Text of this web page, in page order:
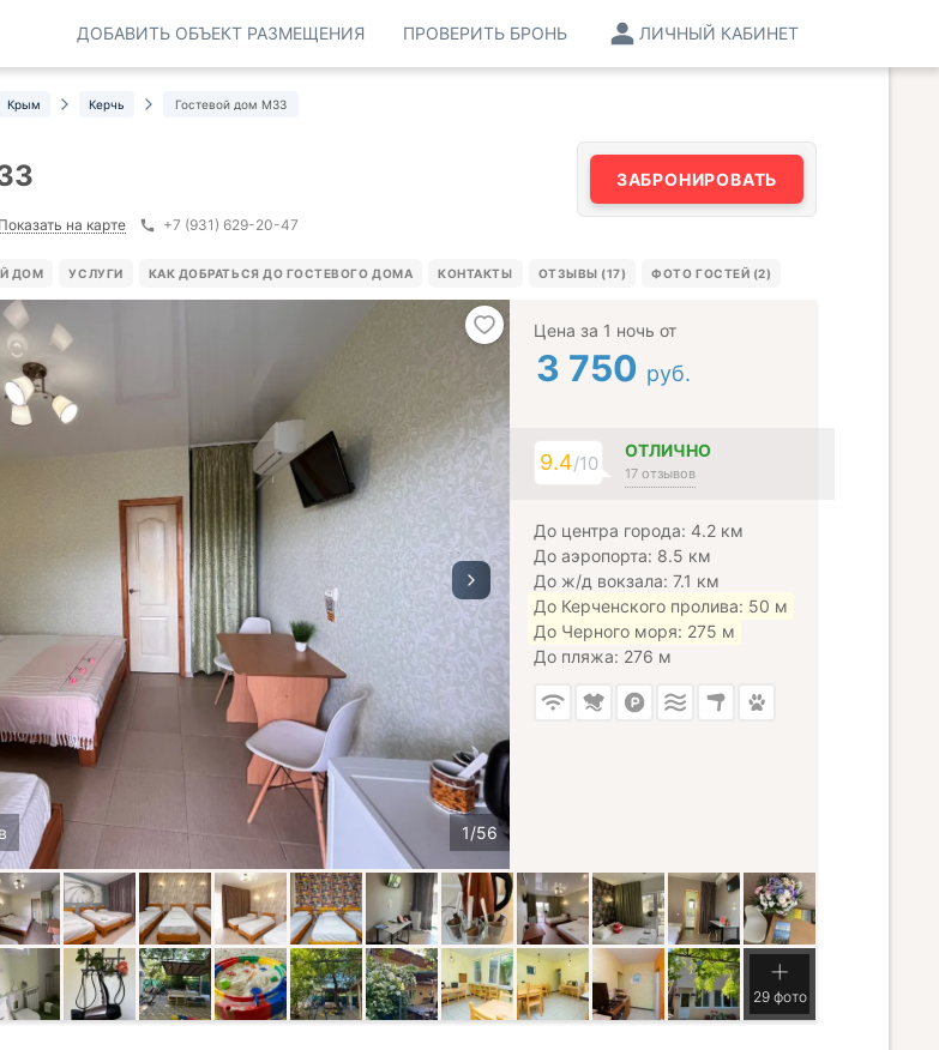
ЛИЧНЫЙ КАБИНЕТ
ПРОВЕРИТЬ БРОНЬ
ДОБАВИТЬ ОБЪЕКТ РАЗМЕЩЕНИЯ
Крым Керчь Гостевой дом М33
Показать на карте +7 (931) 629-20-47
ЗАБРОНИРОВАТЬ
ДОМ УСЛУГИ КАК ДОБРАТЬСЯ ДО ГОСТЕВОГО ДОМА КОНТАКТЫ ОТЗЫВЫ (17) ФОТО ГОСТЕЙ (2)
Цена за 1 ночь от
3 750 руб.
9.4/10
ОТЛИЧНО
17 отзывов
До центра города: 4.2 км
До аэропорта: 8.5 км
До ж/д вокзала: 7.1 км
До Керченского пролива: 50 м
До Черного моря: 275 м
До пляжа: 276 м
29 фото